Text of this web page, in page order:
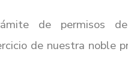
de permisos de
de nuestra noble